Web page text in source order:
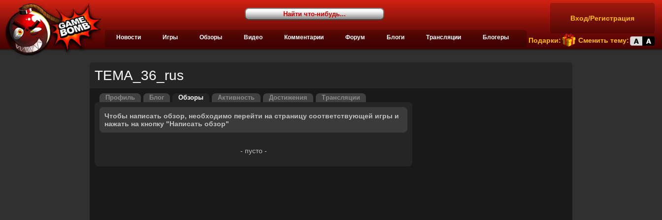
Вход/Регистрация
Подарки: Сменить тему:
Новости Игры Обзоры Видео Комментарии Форум Блоги Трансляции Блогеры
TEMA_36_rus
Профиль Блог Обзоры Активность Достижения Трансляции
Чтобы написать обзор, необходимо перейти на страницу соответствующей игры и
нажать на кнопку "Написать обзор"
- пусто -